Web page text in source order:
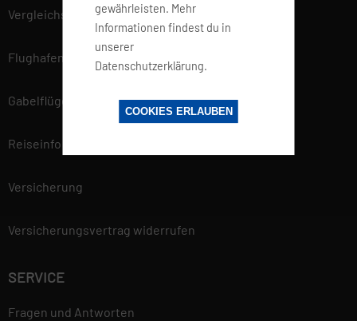
gewährleisten. Mehr
Informationen findest du in
unserer
Datenschutzerklärung.
COOKIES ERLAUBEN
Vergleichsportal
Flughafen Informationen
Gabelflüge
Reiseinfo
Versicherung
Versicherungsvertrag widerrufen
SERVICE
Fragen und Antworten